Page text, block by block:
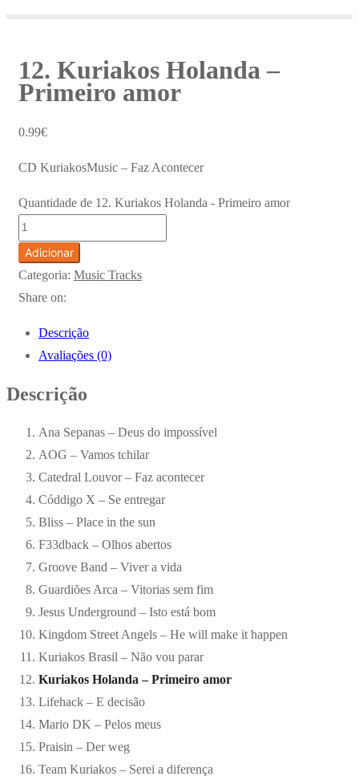
12. Kuriakos Holanda –
Primeiro amor
0.99€
CD KuriakosMusic – Faz Acontecer
Quantidade de 12. Kuriakos Holanda - Primeiro amor
Adicionar
Categoria: Music Tracks
Share on:
Descrição
Avaliações (0)
Descrição
Ana Sepanas – Deus do impossível
AOG – Vamos tchilar
Catedral Louvor – Faz acontecer
Códdigo X – Se entregar
Bliss – Place in the sun
F33dback – Olhos abertos
Groove Band – Viver a vida
Guardiões Arca – Vitorias sem fim
Jesus Underground – Isto está bom
Kingdom Street Angels – He will make it happen
Kuriakos Brasil – Não vou parar
Kuriakos Holanda – Primeiro amor
Lifehack – E decisão
Mario DK – Pelos meus
Praisin – Der weg
Team Kuriakos – Serei a diferença